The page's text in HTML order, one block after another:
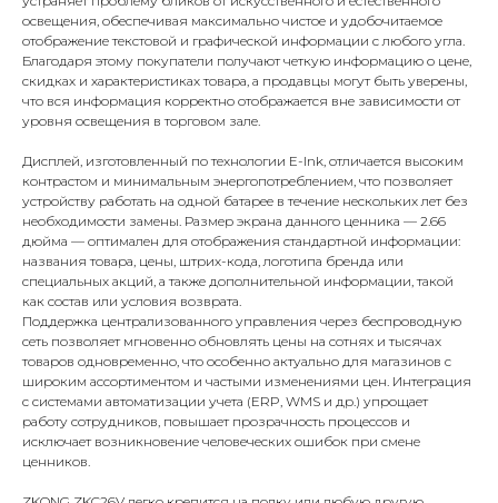
освещения, обеспечивая максимально чистое и удобочитаемое
отображение текстовой и графической информации с любого угла.
Благодаря этому покупатели получают четкую информацию о цене,
скидках и характеристиках товара, а продавцы могут быть уверены,
что вся информация корректно отображается вне зависимости от
уровня освещения в торговом зале.
Дисплей, изготовленный по технологии E-Ink, отличается высоким
контрастом и минимальным энергопотреблением, что позволяет
устройству работать на одной батарее в течение нескольких лет без
необходимости замены. Размер экрана данного ценника — 2.66
дюйма — оптимален для отображения стандартной информации:
названия товара, цены, штрих-кода, логотипа бренда или
специальных акций, а также дополнительной информации, такой
как состав или условия возврата.
Поддержка централизованного управления через беспроводную
сеть позволяет мгновенно обновлять цены на сотнях и тысячах
товаров одновременно, что особенно актуально для магазинов с
широким ассортиментом и частыми изменениями цен. Интеграция
с системами автоматизации учета (ERP, WMS и др.) упрощает
работу сотрудников, повышает прозрачность процессов и
исключает возникновение человеческих ошибок при смене
ценников.